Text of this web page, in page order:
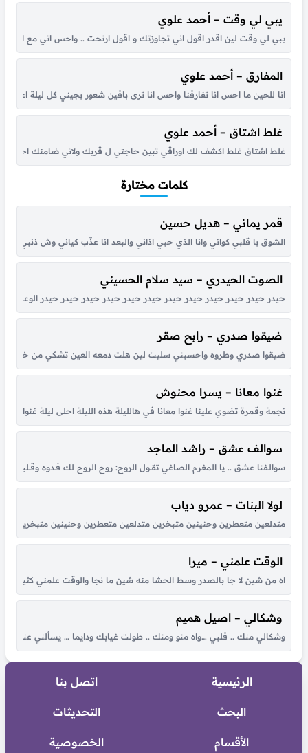
يبي لي وقت – أحمد علوي
يبي لي وقت لين اقدر اقول اني تجاوزتك و اقول ارتحت .. واحس اني مع
المفارق – أحمد علوي
انا للحين ما احس انا تفارقنا واحس انا ترى باقين شعور يجيني كل ليلة
غلط اشتاق – أحمد علوي
غلط اشتاق غلط اكشف لك اوراقي تبين حاجتي ل قربك ولاني ضامنك
كلمات مختارة
قمر يماني – هديل حسين
الشوق يا قلبي كواني وانا الذي حبي اذاني والبعد انا عذّب كياني وش ذنبي انا
الصوت الحيدري – سيد سلام الحسيني
حيدر حيدر حيدر حيدر حيدر حيدر حيدر حيدر حيدر حيدر حيدر حيدر الوعد
ضيقوا صدري – رابح صقر
ضيقوا صدري وطروه واحسبني سليت لين هلت دمعه العين تشكي من خطاه لي
غنوا معانا – يسرا محنوش
نجمة وقمرة تضوي علينا غنوا معانا في هالليلة هذه الليلة احلى ليلة غنوا معانا
سوالف عشق – راشد الماجد
سوالـفنا عشق .. يا المغرم الصاغي تقــول الروح: روح الروح لك فـدوه وقــلبي لـو
لولا البنات – عمرو دياب
متدلعين متعطرين وحنينين متبخرين متدلعين متعطرين وحنينين متبخرين عملوا
الوقت علمني – ميرا
اه من شين لا جا بالصدر وسط الحشا منه شين ما نجا والوقت علمني كثير
وشكالي – اصيل هميم
وشكالي منك .. قلبي …واه منو ومنك .. طولت غيابك ودايما … يسألني عنك
الرئيسية اتصل بنا
البحث التحديثات
الأقسام
الخصوصية